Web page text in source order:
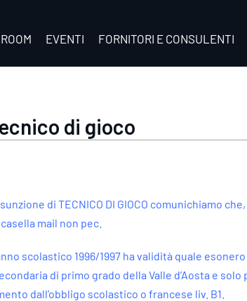
EVENTI FORNITORI E CONSULENTI
di gioco
di TECNICO DI GIOCO comunichiamo
mail non pec.
scolastico 1996/1997 ha validità quale
di primo grado della Valle d’Aosta e
dall’obbligo scolastico o francese liv. B1.